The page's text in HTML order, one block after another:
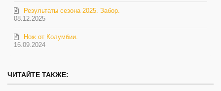
08.12.2025
Результаты сезона 2025. Забор.
16.09.2024
Нож от Колумбии.
ЧИТАЙТЕ ТАКЖЕ: